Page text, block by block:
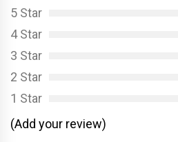
5 Star
4 Star
3 Star
2 Star
1 Star
(Add your review)